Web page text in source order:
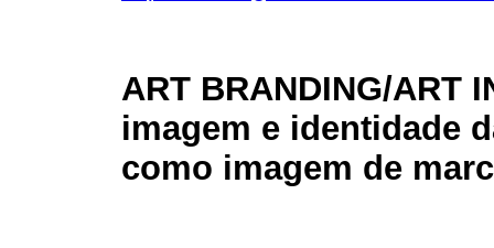
ART BRANDING/ART
imagem e identidade
como imagem de